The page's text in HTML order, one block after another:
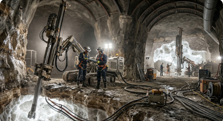
Bilim dünyasında 'doğada bulunmaz' denilen
saf hidrojen için dönüm noktası: Fransa'da
tesadüfen saptanan 46 milyon tonluk beyaz
hidrojen rezervi, yıllık küresel tüketimin
yarısını tek başına karşılayabilecek potansiyele
sahip.